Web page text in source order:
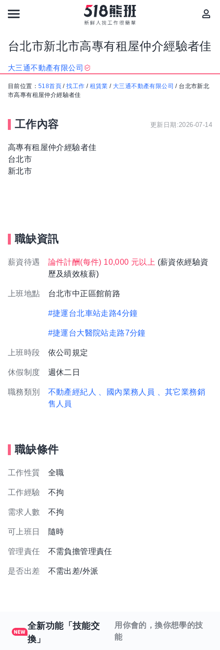
台北市新北市高專有租屋仲介經驗者佳
大三通不動產有限公司
目前位置： 518首頁 /找工作 / 租賃業 / 大三通不動產有限公司 / 台北市新北
市高專有租屋仲介經驗者佳
工作內容 更新日期:2026-07-14
高專有租屋仲介經驗者佳
台北市
新北市
職缺資訊
薪資待遇 論件計酬(每件) 10,000 元以上 (薪資依經驗資
歷及績效核薪)
上班地點 台北市中正區館前路
#捷運台北車站走路4分鐘
#捷運台大醫院站走路7分鐘
上班時段 依公司規定
休假制度 週休二日
職務類別 不動產經紀人 、國內業務人員
、其它業務銷
售人員
職缺條件
工作性質 全職
工作經驗 不拘
需求人數 不拘
可上班日 隨時
管理責任 不需負擔管理責任
是否出差 不需出差/外派
全新功能「技能交
換」
用你會的，換你想學的技
能